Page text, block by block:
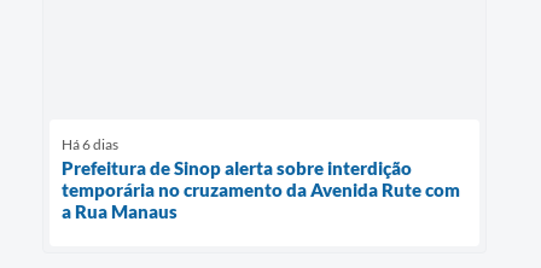
Há 6 dias
Prefeitura de Sinop alerta sobre interdição
temporária no cruzamento da Avenida Rute com
a Rua Manaus